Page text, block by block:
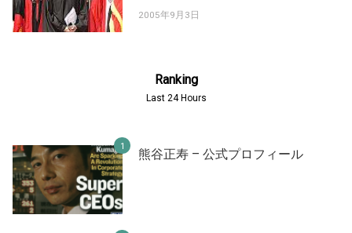
2005年9月3日
Ranking
Last 24 Hours
熊谷正寿 – 公式プロフィール